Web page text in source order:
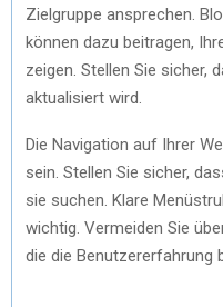
Zielgruppe ansprechen.
können dazu beitragen,
zeigen. Stellen Sie sicher,
aktualisiert wird.
Die Navigation auf Ihrer
sein. Stellen Sie sicher,
sie suchen. Klare
wichtig. Vermeiden Sie
die die Benutzererfahrung